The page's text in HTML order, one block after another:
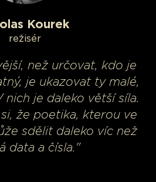
Kourek
režisér
než určovat, kdo je
je ukazovat ty malé,
nich je daleko větší síla.
že poetika, kterou ve
sdělit daleko víc než
data a čísla."